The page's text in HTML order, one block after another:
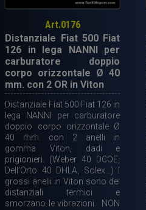
Art.0176
Distanziale Fiat 500 Fiat
126 in lega NANNI per
carburatore doppio
corpo orizzontale Ø 40
mm. con 2 OR in Viton
Distanziale Fiat 500 Fiat 126 in
lega NANNI per carburatore
doppio corpo orizzontale Ø
40 mm. con 2 anelli in
gomma Viton, dadi e
prigionieri. (Weber 40 DCOE,
Dell’Orto 40 DHLA, Solex…) I
grossi anelli in Viton sono dei
distanziali termici e
smorzano le vibrazioni. NON